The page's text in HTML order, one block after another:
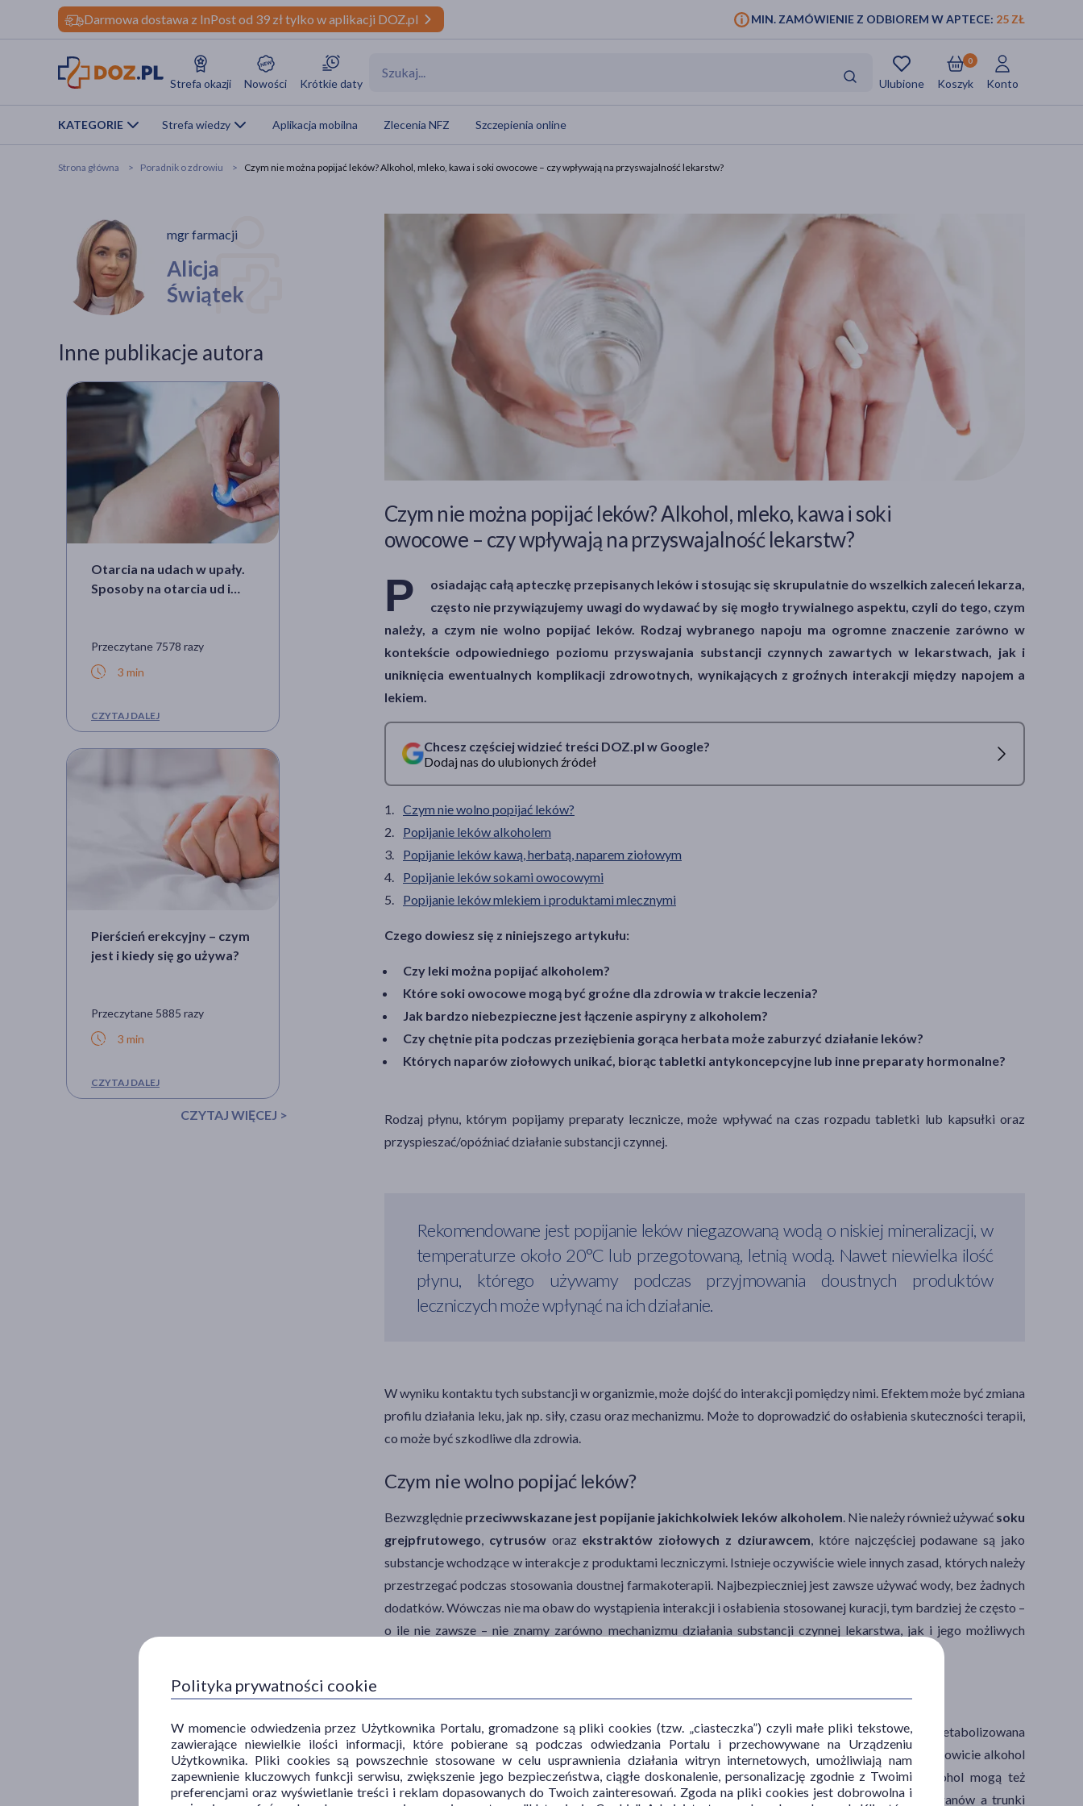
Darmowa dostawa z InPost od 39 zł tylko w aplikacji DOZ.pl MIN. ZAMÓWIENIE Z ODBIOREM W APTECE: 25 ZŁ
Strefa okazji Nowości Krótkie daty Ulubione Koszyk
0
Konto
KATEGORIE Strefa wiedzy Aplikacja mobilna Zlecenia NFZ Szczepienia online
Strona główna Poradnik o zdrowiu Czym nie można popijać leków? Alkohol, mleko, kawa i soki owocowe – czy wpływają na przyswajalność lekarstw?
Czym nie można popijać leków? Alkohol, mleko, kawa i soki
owocowe – czy wpływają na przyswajalność lekarstw?
P
osiadając całą apteczkę przepisanych leków i stosując się skrupulatnie do wszelkich zaleceń lekarza,
często nie przywiązujemy uwagi do wydawać by się mogło trywialnego aspektu, czyli do tego, czym
należy, a czym nie wolno popijać leków. Rodzaj wybranego napoju ma ogromne znaczenie zarówno w
kontekście odpowiedniego poziomu przyswajania substancji czynnych zawartych w lekarstwach, jak i
uniknięcia ewentualnych komplikacji zdrowotnych, wynikających z groźnych interakcji między napojem a
lekiem.
Chcesz częściej widzieć treści DOZ.pl w Google?
Dodaj nas do ulubionych źródeł
Czym nie wolno popijać leków?
Popijanie leków alkoholem
Popijanie leków kawą, herbatą, naparem ziołowym
Popijanie leków sokami owocowymi
Popijanie leków mlekiem i produktami mlecznymi
Czego dowiesz się z niniejszego artykułu:
Czy leki można popijać alkoholem?
Które soki owocowe mogą być groźne dla zdrowia w trakcie leczenia?
Jak bardzo niebezpieczne jest łączenie aspiryny z alkoholem?
Czy chętnie pita podczas przeziębienia gorąca herbata może zaburzyć działanie leków?
Których naparów ziołowych unikać, biorąc tabletki antykoncepcyjne lub inne preparaty hormonalne?
Rodzaj płynu, którym popijamy preparaty lecznicze, może wpływać na czas rozpadu tabletki lub kapsułki oraz
przyspieszać/opóźniać działanie substancji czynnej.
Rekomendowane jest popijanie leków niegazowaną wodą o niskiej mineralizacji, w
temperaturze około 20°C lub przegotowaną, letnią wodą. Nawet niewielka ilość
płynu, którego używamy podczas przyjmowania doustnych produktów
leczniczych może wpłynąć na ich działanie.
W wyniku kontaktu tych substancji w organizmie, może dojść do interakcji pomiędzy nimi. Efektem może być zmiana
profilu działania leku, jak np. siły, czasu oraz mechanizmu. Może to doprowadzić do osłabienia skuteczności terapii,
co może być szkodliwe dla zdrowia.
Czym nie wolno popijać leków?
Bezwzględnie przeciwwskazane jest popijanie jakichkolwiek leków alkoholem. Nie należy również używać soku
grejpfrutowego, cytrusóworaz ekstraktów ziołowych z dziurawcem, które najczęściej podawane są jako
substancje wchodzące w interakcje z produktami leczniczymi. Istnieje oczywiście wiele innych zasad, których należy
przestrzegać podczas stosowania doustnej farmakoterapii. Najbezpieczniej jest zawsze używać wody, bez żadnych
dodatków. Wówczas nie ma obaw do wystąpienia interakcji i osłabienia stosowanej kuracji, tym bardziej że często –
o ile nie zawsze – nie znamy zarówno mechanizmu działania substancji czynnej lekarstwa, jak i jego możliwych
Popijanie leków alkoholem
Lek to substancja metabolizowana przez enzymy i usuwana z organizmu. Alkohol to substancja metabolizowana
przez enzymy i usuwana z organizmu. Wniosek z tych dwóch zdań może być zatem tylko jeden, mianowicie alkohol
rywalizuje z lekami o enzymy metabolizujące. Z tego powodu enzymy uaktywnione przez alkohol mogą też
przekształcać niektóre leki w toksyczne związki, zdolne do uszkodzenia wątroby czy innych organów a trunki
mgr farmacji
Alicja
Świątek
Inne publikacje autora
Otarcia na udach w upały.
Sposoby na otarcia ud i
Przeczytane 7578 razy
3 min
CZYTAJ DALEJ
Pierścień erekcyjny – czym
jest i kiedy się go używa?
Przeczytane 5885 razy
3 min
CZYTAJ DALEJ
CZYTAJ WIĘCEJ >
Polityka prywatności cookie
W momencie odwiedzenia przez Użytkownika Portalu, gromadzone są pliki cookies (tzw. „ciasteczka”) czyli małe pliki tekstowe,
zawierające niewielkie ilości informacji, które pobierane są podczas odwiedzania Portalu i przechowywane na Urządzeniu
Użytkownika. Pliki cookies są powszechnie stosowane w celu usprawnienia działania witryn internetowych, umożliwiają nam
zapewnienie kluczowych funkcji serwisu, zwiększenie jego bezpieczeństwa, ciągłe doskonalenie, personalizację zgodnie z Twoimi
preferencjami oraz wyświetlanie treści i reklam dopasowanych do Twoich zainteresowań. Zgoda na pliki cookies jest dobrowolna i